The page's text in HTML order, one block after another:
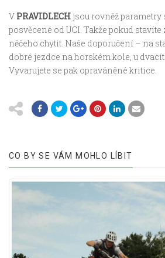
V PRAVIDLECH jsou rovněž parametry
posvěcené od UCI. Takže pokud stavíte
něčeho chytit. Naše doporučení – na
dobré jezdce na horském kole, u
Vyvarujete se pak opraváněné kritice.
CO BY SE VÁM MOHLO LÍBIT